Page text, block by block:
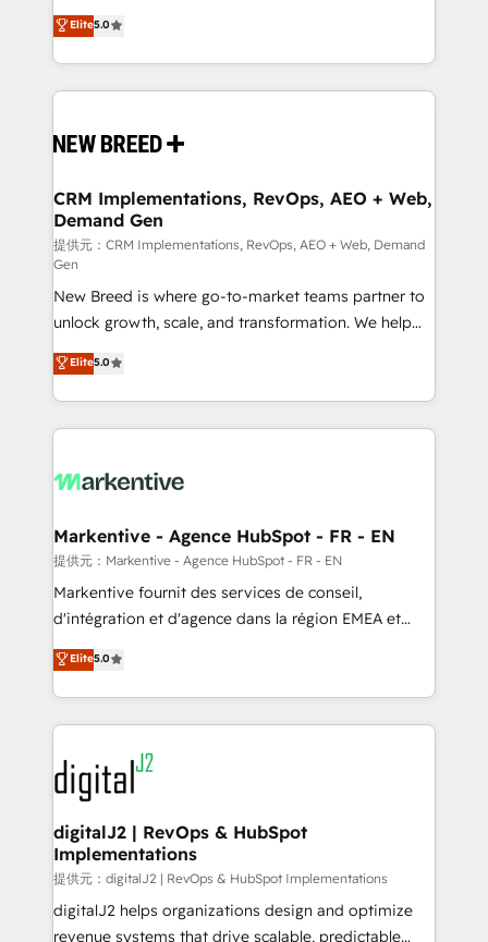
Perplexity等のAI検索からの流入・引用を前提にコンテ
ンツとサイト構造を最適化。 🏆 なぜ100incを選ぶの
ISO9001:2015 取得 ✓ 400社以上の導入実績 ✓
HubSpot大百科 出版 CRM・AI活用に関するご相談、現
せください。
security. 🏆 Why Bluleadz? GTM OS Partner | 16+
Years Experience | 1,000+ Five-Star Reviews
into a revenue engine. Our unified ecosystem
includes specialized divisions Globalia (AI &
Software) and Point Success Media (Paid Media),
making this the official home for all three brands. 🔄
and system integrations powered by Globalia’s
trainers to drive platform adoption. 📈 Revenue
Generation - Full-funnel marketing and high-
performance advertising via Point Success Media. -
Expert deployment of Breeze AI and custom agents
to automate growth. 🏆 Elite Excellence - 8 platform
accreditations and deep HIPAA-compliance
expertise. - A team of 250+ experts dedicated to
your resilient growth.
Elite5.0
CRM Implementations, RevOps, AEO + Web,
Demand Gen
提供元：CRM Implementations, RevOps, AEO + Web, Demand
Gen
New Breed is where go-to-market teams partner to
unlock growth, scale, and transformation. We help
companies activate HubSpot’s AI-powered
customer platform and operationalize HubSpot’s
Loop Marketing framework through expert-led
services, smart agents, and purpose-built apps,
results, fast. ⚙️CRM & RevOps: Align all Hubs to your
🎯Demand Gen & ABM: Drive pipeline with inbound,
ABM, AEO, SEO, & paid media. 👩‍💻Web Design:
Build high-performing websites with UX, messaging,
& conversion strategy that drive results. 🤖AI
AI, & maximize AEO with tailored AI services. 🧩
Integrations: Extend HubSpot with custom
Elite5.0
Markentive - Agence HubSpot - FR - EN
提供元：Markentive - Agence HubSpot - FR - EN
Markentive fournit des services de conseil,
d'intégration et d'agence dans la région EMEA et
North America. Avec plus de 115 experts en
marketing automation, Growth, Revops, CRM et
webdesign. Markentive is both a consulting firm, a
digital agency and an integrator. With over 115
experts in marketing automation, growth, revops,
CRM and webdesign (We focus on EMEA - USA
customers).
Elite5.0
digitalJ2 | RevOps & HubSpot
Implementations
提供元：digitalJ2 | RevOps & HubSpot Implementations
digitalJ2 helps organizations design and optimize
revenue systems that drive scalable, predictable